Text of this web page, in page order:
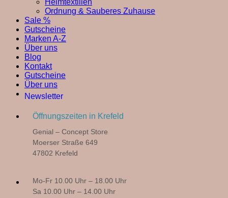
Heimtextilien
Ordnung & Sauberes Zuhause
Sale %
Gutscheine
Marken A-Z
Über uns
Blog
Kontakt
Gutscheine
Über uns
Newsletter
Öffnungszeiten in Krefeld
Genial – Concept Store
Moerser Straße 649
47802 Krefeld
Mo-Fr 10.00 Uhr – 18.00 Uhr
Sa 10.00 Uhr – 14.00 Uhr